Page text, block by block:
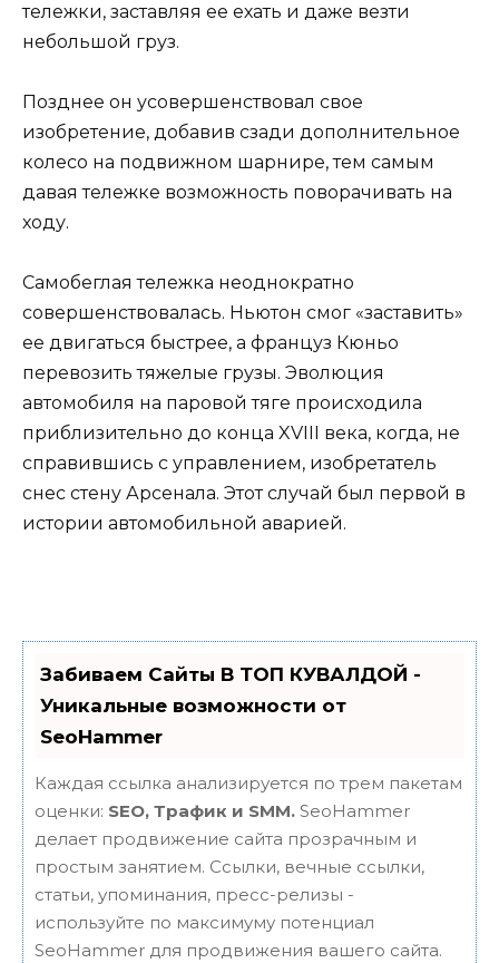
тележки, заставляя ее ехать и даже везти
небольшой груз.
Позднее он усовершенствовал свое
изобретение, добавив сзади дополнительное
колесо на подвижном шарнире, тем самым
давая тележке возможность поворачивать на
ходу.
Самобеглая тележка неоднократно
совершенствовалась. Ньютон смог «заставить»
ее двигаться быстрее, а француз Кюньо
перевозить тяжелые грузы. Эволюция
автомобиля на паровой тяге происходила
приблизительно до конца XVIII века, когда, не
справившись с управлением, изобретатель
снес стену Арсенала. Этот случай был первой в
истории автомобильной аварией.
Забиваем Сайты В ТОП КУВАЛДОЙ -
Уникальные возможности от
SeoHammer
Каждая ссылка анализируется по трем пакетам
оценки: SEO, Трафик и SMM. SeoHammer
делает продвижение сайта прозрачным и
простым занятием. Ссылки, вечные ссылки,
статьи, упоминания, пресс-релизы -
используйте по максимуму потенциал
SeoHammer для продвижения вашего сайта.